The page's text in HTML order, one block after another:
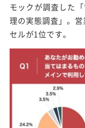
モックが調査した
理の実態調査」。
セルが1位です。